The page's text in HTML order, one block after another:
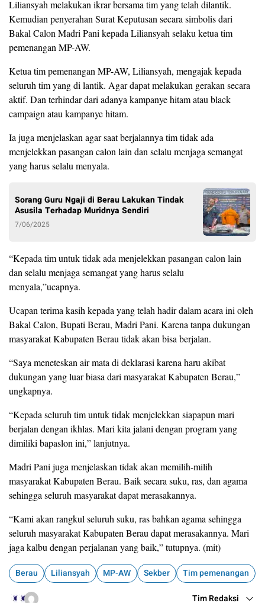
Liliansyah melakukan ikrar bersama tim yang telah dilantik.
Kemudian penyerahan Surat Keputusan secara simbolis dari
Bakal Calon Madri Pani kepada Liliansyah selaku ketua tim
pemenangan MP-AW.
Ketua tim pemenangan MP-AW, Liliansyah, mengajak kepada
seluruh tim yang di lantik. Agar dapat melakukan gerakan secara
aktif. Dan terhindar dari adanya kampanye hitam atau black
campaign atau kampanye hitam.
Ia juga menjelaskan agar saat berjalannya tim tidak ada
menjelekkan pasangan calon lain dan selalu menjaga semangat
yang harus selalu menyala.
Sorang Guru Ngaji di Berau Lakukan Tindak
Asusila Terhadap Muridnya Sendiri
7/06/2025
“Kepada tim untuk tidak ada menjelekkan pasangan calon lain
dan selalu menjaga semangat yang harus selalu
menyala,”ucapnya.
Ucapan terima kasih kepada yang telah hadir dalam acara ini oleh
Bakal Calon, Bupati Berau, Madri Pani. Karena tanpa dukungan
masyarakat Kabupaten Berau tidak akan bisa berjalan.
“Saya meneteskan air mata di deklarasi karena haru akibat
dukungan yang luar biasa dari masyarakat Kabupaten Berau,”
ungkapnya.
“Kepada seluruh tim untuk tidak menjelekkan siapapun mari
berjalan dengan ikhlas. Mari kita jalani dengan program yang
dimiliki bapaslon ini,” lanjutnya.
Madri Pani juga menjelaskan tidak akan memilih-milih
masyarakat Kabupaten Berau. Baik secara suku, ras, dan agama
sehingga seluruh masyarakat dapat merasakannya.
“Kami akan rangkul seluruh suku, ras bahkan agama sehingga
seluruh masyarakat Kabupaten Berau dapat merasakannya. Mari
jaga kalbu dengan perjalanan yang baik,” tutupnya. (mit)
Berau Liliansyah MP-AW Sekber Tim pemenangan
Tim Redaksi